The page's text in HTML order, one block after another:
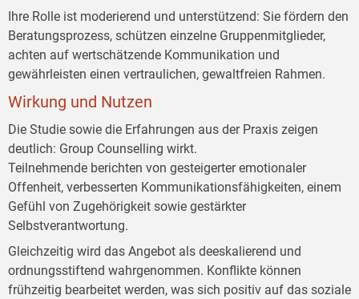
Ihre Rolle ist moderierend und unterstützend: Sie fördern den
Beratungsprozess, schützen einzelne Gruppenmitglieder,
achten auf wertschätzende Kommunikation und
gewährleisten einen vertraulichen, gewaltfreien Rahmen.
Wirkung und Nutzen
Die Studie sowie die Erfahrungen aus der Praxis zeigen
deutlich: Group Counselling wirkt.
Teilnehmende berichten von gesteigerter emotionaler
Offenheit, verbesserten Kommunikationsfähigkeiten, einem
Gefühl von Zugehörigkeit sowie gestärkter
Selbstverantwortung.
Gleichzeitig wird das Angebot als deeskalierend und
ordnungsstiftend wahrgenommen. Konflikte können
frühzeitig bearbeitet werden, was sich positiv auf das soziale